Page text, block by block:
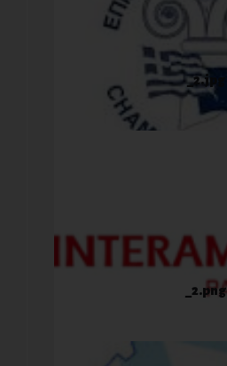
_2.jpg
_2.png